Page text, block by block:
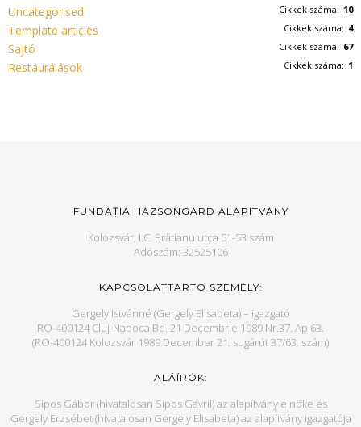
Uncategorised Cikkek száma: 10
Template articles Cikkek száma: 4
Sajtó Cikkek száma: 67
Restaurálások Cikkek száma: 1
FUNDAȚIA HÁZSONGÁRD ALAPÍTVÁNY
Kolozsvár, I.C. Brătianu utca 51-53 szám
Adószám: 32525106
KAPCSOLATTARTÓ SZEMÉLY:
Gergely Istvánné (Gergely Elisabeta) – igazgató
RO-400124 Cluj-Napoca Bd. 21 Decembrie 1989 Nr.37. Ap.63.
(RO-400124 Kolozsvár 1989 December 21. sugárút 37/63. szám)
ALÁÍRÓK:
Sipos Gábor (hivatalosan Sipos Gavril) az alapítvány elnöke és
Gergely Erzsébet (hivatalosan Gergely Elisabeta) az alapítvány igazgatója